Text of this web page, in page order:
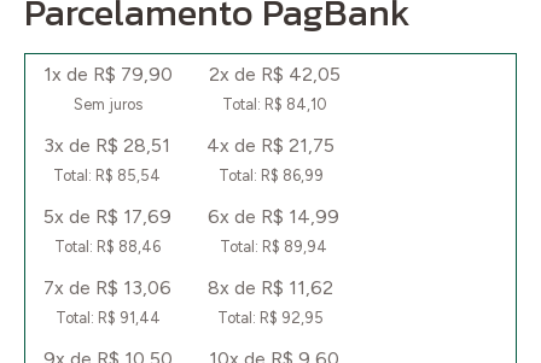
Parcelamento PagBank
1x de R$ 79,90
Sem juros
2x de R$ 42,05
Total: R$ 84,10
3x de R$ 28,51
Total: R$ 85,54
4x de R$ 21,75
Total: R$ 86,99
5x de R$ 17,69
Total: R$ 88,46
6x de R$ 14,99
Total: R$ 89,94
7x de R$ 13,06
Total: R$ 91,44
8x de R$ 11,62
Total: R$ 92,95